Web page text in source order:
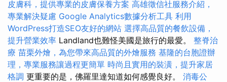
皮膚科，提供專業的皮膚保養方案 高雄徵信社服務介紹，
專業解決疑慮 Google Analytics數據分析工具 利用
WordPress打造SEO友好的網站 選擇高品質的餐飲設備，
提升營業效率 Landland也難怪美國是旅行的最愛。 整脊治
療 苗栗外燴，為您帶來高品質的外燴服務 基隆的台胞證辦
理，專業服務讓過程更簡單 時尚且實用的裝潢，提升家居
格調 更重要的是，佛羅里達知道如何感覺良好。 消毒公